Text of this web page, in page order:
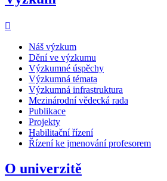
Náš výzkum
Dění ve výzkumu
Výzkumné úspěchy
Výzkumná témata
Výzkumná infrastruktura
Mezinárodní vědecká rada
Publikace
Projekty
Habilitační řízení
Řízení ke jmenování profesorem
O univerzitě